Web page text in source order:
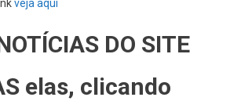
veja aqui
DO SITE
elas, clicando